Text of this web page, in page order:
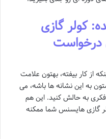
کولر گازی
از کار بیفته، بهتون علامت
به این نشانه ها باشه، می
فکری به حالش کنید. این هم
گازی هایسنس شما ممکنه